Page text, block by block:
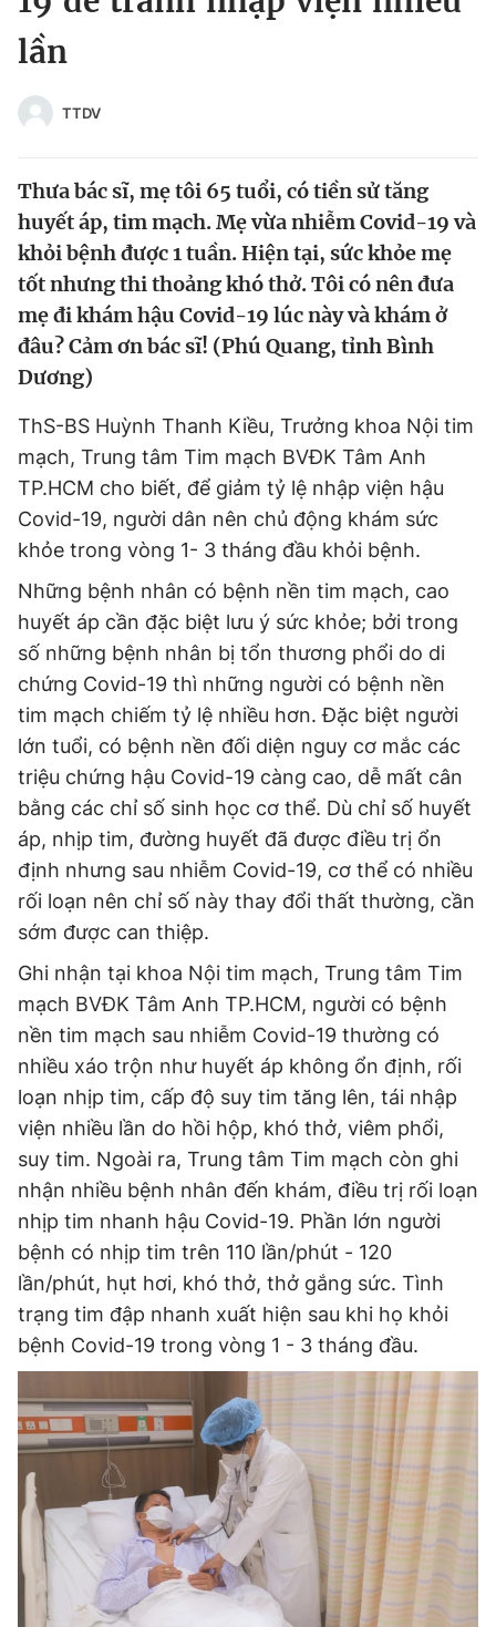
Chuyên mục khác
Video Magazine
Sản phẩm khác
Tiện ích Bạn cần biết
Theo dõi báo trên
Hotline
0906 645 777
Liên hệ quảng cáo
0908 780 404
Đặt báo Quảng cáo RSS Tòa soạn Chính sách bảo
Tổng biên tập: Nguyễn Ngọc Toàn
Phó tổng biên tập thường trực: Hải Thành
Phó tổng biên tập: Lâm Hiếu Dũng
Tổng thư ký tòa soạn: Đức Trung
Giấy phép xuất bản số 110/GP - BTTTT cấp ngày 24.3.2020
© 2003-2026 Bản quyền thuộc về Báo Thanh Niên. Cấm sao
chép dưới mọi hình thức nếu không có sự chấp thuận bằng văn
bản. Phát triển bởi ePi Technologies, JSC.
Tin đã xem
Đăng xuất
lần
TTDV
Thưa bác sĩ, mẹ tôi 65 tuổi, có tiền sử tăng
huyết áp, tim mạch. Mẹ vừa nhiễm Covid-19 và
khỏi bệnh được 1 tuần. Hiện tại, sức khỏe mẹ
tốt nhưng thi thoảng khó thở. Tôi có nên đưa
mẹ đi khám hậu Covid-19 lúc này và khám ở
đâu? Cảm ơn bác sĩ! (Phú Quang, tỉnh Bình
Dương)
ThS-BS Huỳnh Thanh Kiều, Trưởng khoa Nội tim
mạch, Trung tâm Tim mạch BVĐK Tâm Anh
TP.HCM cho biết, để giảm tỷ lệ nhập viện hậu
Covid-19, người dân nên chủ động khám sức
khỏe trong vòng 1- 3 tháng đầu khỏi bệnh.
Những bệnh nhân có bệnh nền tim mạch, cao
huyết áp cần đặc biệt lưu ý sức khỏe; bởi trong
số những bệnh nhân bị tổn thương phổi do di
chứng Covid-19 thì những người có bệnh nền
tim mạch chiếm tỷ lệ nhiều hơn. Đặc biệt người
lớn tuổi, có bệnh nền đối diện nguy cơ mắc các
triệu chứng hậu Covid-19 càng cao, dễ mất cân
bằng các chỉ số sinh học cơ thể. Dù chỉ số huyết
áp, nhịp tim, đường huyết đã được điều trị ổn
định nhưng sau nhiễm Covid-19, cơ thể có nhiều
rối loạn nên chỉ số này thay đổi thất thường, cần
sớm được can thiệp.
Ghi nhận tại khoa Nội tim mạch, Trung tâm Tim
mạch BVĐK Tâm Anh TP.HCM, người có bệnh
nền tim mạch sau nhiễm Covid-19 thường có
nhiều xáo trộn như huyết áp không ổn định, rối
loạn nhịp tim, cấp độ suy tim tăng lên, tái nhập
viện nhiều lần do hồi hộp, khó thở, viêm phổi,
suy tim. Ngoài ra, Trung tâm Tim mạch còn ghi
nhận nhiều bệnh nhân đến khám, điều trị rối loạn
nhịp tim nhanh hậu Covid-19. Phần lớn người
bệnh có nhịp tim trên 110 lần/phút - 120
lần/phút, hụt hơi, khó thở, thở gắng sức. Tình
trạng tim đập nhanh xuất hiện sau khi họ khỏi
bệnh Covid-19 trong vòng 1 - 3 tháng đầu.